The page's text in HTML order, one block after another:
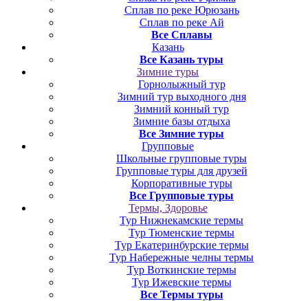
Сплав по реке Юрюзань
Сплав по реке Ай
Все Сплавы
Казань
Все Казань туры
Зимние туры
Горнолыжный тур
Зимний тур выходного дня
Зимний конный тур
Зимние базы отдыха
Все Зимние туры
Групповые
Школьные групповые туры
Групповые туры для друзей
Корпоративные туры
Все Групповые туры
Термы, Здоровье
Тур Нижнекамские термы
Тур Тюменские термы
Тур Екатеринбурские термы
Тур Набережные челны термы
Тур Воткинские термы
Тур Ижевские термы
Все Термы туры